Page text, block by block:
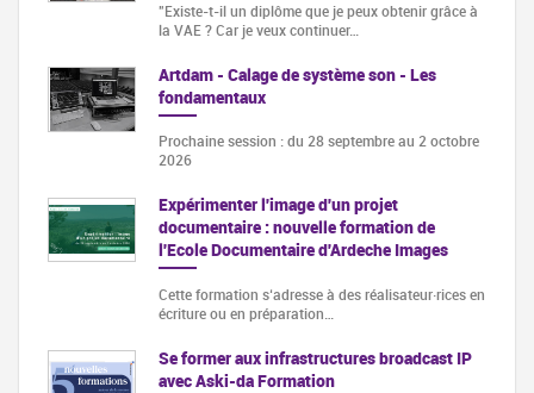
"Existe-t-il un diplôme que je peux obtenir grâce à
la VAE ? Car je veux continuer…
Artdam - Calage de système son - Les
fondamentaux
Prochaine session : du 28 septembre au 2 octobre
2026
Expérimenter l'image d'un projet
documentaire : nouvelle formation de
l'Ecole Documentaire d'Ardeche Images
Cette formation s‘adresse à des réalisateur·rices en
écriture ou en préparation…
Se former aux infrastructures broadcast IP
avec Aski-da Formation